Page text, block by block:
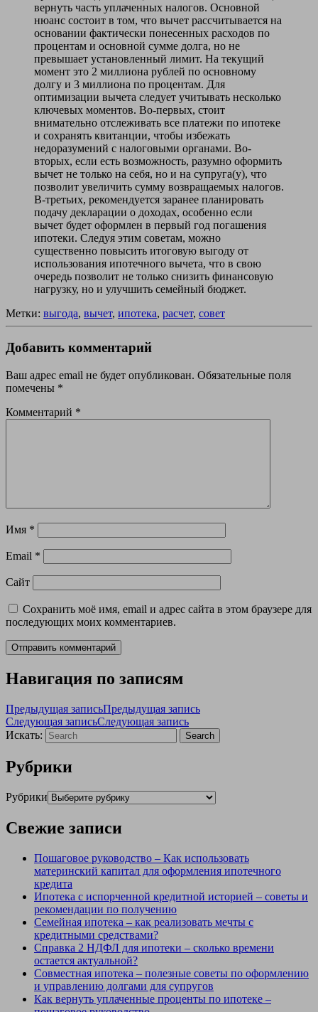
вернуть часть уплаченных налогов. Основной
нюанс состоит в том, что вычет рассчитывается на
основании фактически понесенных расходов по
процентам и основной сумме долга, но не
превышает установленный лимит. На текущий
момент это 2 миллиона рублей по основному
долгу и 3 миллиона по процентам. Для
оптимизации вычета следует учитывать несколько
ключевых моментов. Во-первых, стоит
внимательно отслеживать все платежи по ипотеке
и сохранять квитанции, чтобы избежать
недоразумений с налоговыми органами. Во-
вторых, если есть возможность, разумно оформить
вычет не только на себя, но и на супруга(у), что
позволит увеличить сумму возвращаемых налогов.
В-третьих, рекомендуется заранее планировать
подачу декларации о доходах, особенно если
вычет будет оформлен в первый год погашения
ипотеки. Следуя этим советам, можно
существенно повысить итоговую выгоду от
использования ипотечного вычета, что в свою
очередь позволит не только снизить финансовую
нагрузку, но и улучшить семейный бюджет.
Метки: выгода, вычет, ипотека, расчет, совет
Добавить комментарий
Ваш адрес email не будет опубликован. Обязательные поля
помечены *
Комментарий *
Имя *
Email *
Сайт
Сохранить моё имя, email и адрес сайта в этом браузере для
последующих моих комментариев.
Навигация по записям
Предыдущая записьПредыдущая запись
Следующая записьСледующая запись
Искать:
Search
Рубрики
Рубрики
Свежие записи
Пошаговое руководство – Как использовать
материнский капитал для оформления ипотечного
кредита
Ипотека с испорченной кредитной историей – советы и
рекомендации по получению
Семейная ипотека – как реализовать мечты с
кредитными средствами?
Справка 2 НДФЛ для ипотеки – сколько времени
остается актуальной?
Совместная ипотека – полезные советы по оформлению
и управлению долгами для супругов
Как вернуть уплаченные проценты по ипотеке –